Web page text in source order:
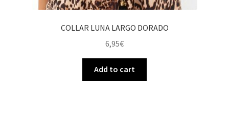
COLLAR LUNA LARGO DORADO
6,95€
Add to cart